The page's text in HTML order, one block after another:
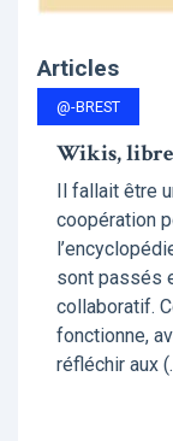
Articles
@-BREST
Wikis,
Il fallait être
coopération
sont passés
collaboratif.
fonctionne,
réfléchir aux